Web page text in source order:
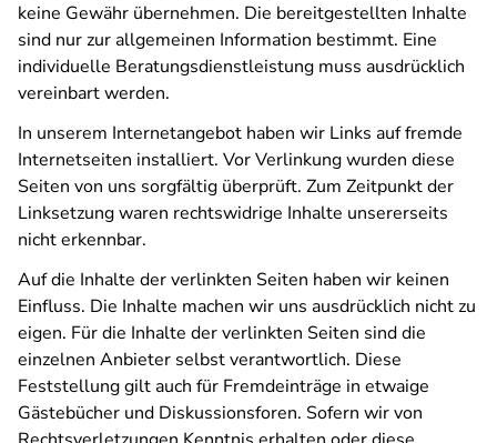
keine Gewähr übernehmen. Die bereitgestellten Inhalte
sind nur zur allgemeinen Information bestimmt. Eine
individuelle Beratungsdienstleistung muss ausdrücklich
vereinbart werden.
In unserem Internetangebot haben wir Links auf fremde
Internetseiten installiert. Vor Verlinkung wurden diese
Seiten von uns sorgfältig überprüft. Zum Zeitpunkt der
Linksetzung waren rechtswidrige Inhalte unsererseits
nicht erkennbar.
Auf die Inhalte der verlinkten Seiten haben wir keinen
Einfluss. Die Inhalte machen wir uns ausdrücklich nicht zu
eigen. Für die Inhalte der verlinkten Seiten sind die
einzelnen Anbieter selbst verantwortlich. Diese
Feststellung gilt auch für Fremdeinträge in etwaige
Gästebücher und Diskussionsforen. Sofern wir von